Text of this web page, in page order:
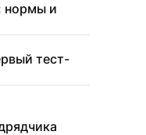
нормы и
тест-